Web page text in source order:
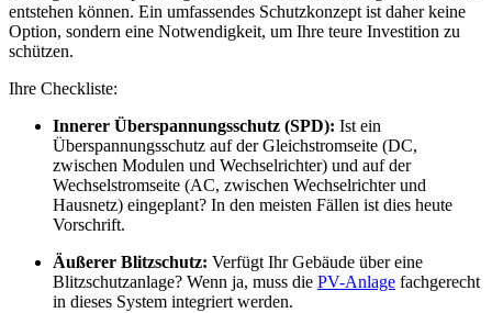
entstehen können. Ein umfassendes Schutzkonzept ist daher keine
Option, sondern eine Notwendigkeit, um Ihre teure Investition zu
schützen.
Ihre Checkliste:
Innerer Überspannungsschutz (SPD): Ist ein
Überspannungsschutz auf der Gleichstromseite (DC,
zwischen Modulen und Wechselrichter) und auf der
Wechselstromseite (AC, zwischen Wechselrichter und
Hausnetz) eingeplant? In den meisten Fällen ist dies heute
Vorschrift.
Äußerer Blitzschutz: Verfügt Ihr Gebäude über eine
Blitzschutzanlage? Wenn ja, muss die PV-Anlage fachgerecht
in dieses System integriert werden.